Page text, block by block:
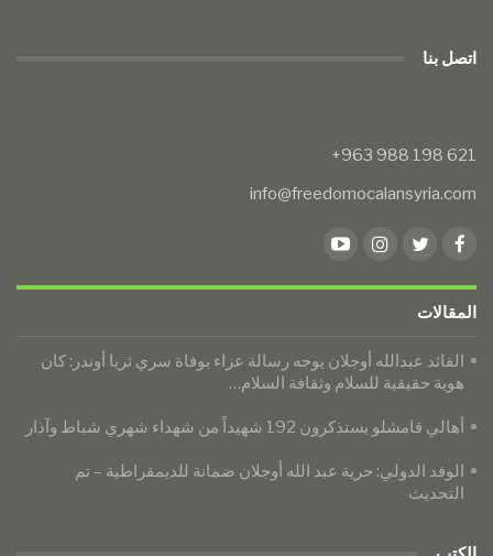
اتصل بنا
info@freedomocalansyria.com
المقالات
القائد عبدالله أوجلان يوجه رسالة عزاء بوفاة سري ثريا أوندر: كان
هوية حقيقية للسلام وثقافة السلام…
أهالي قامشلو يستذكرون 192 شهيداً من شهداء شهري شباط وآذار
الوفد الدولي: حرية عبد الله أوجلان ضمانة للديمقراطية – تم
التحديث